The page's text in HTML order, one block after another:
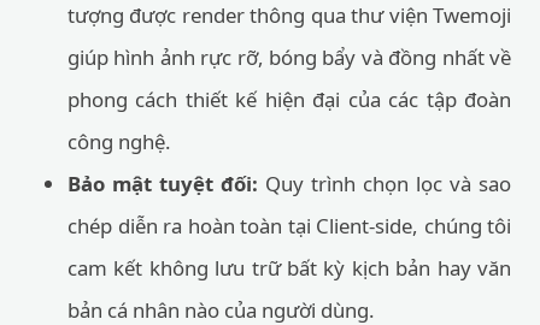
tượng được render thông qua thư viện Twemoji
giúp hình ảnh rực rỡ, bóng bẩy và đồng nhất về
phong cách thiết kế hiện đại của các tập đoàn
công nghệ.
Bảo mật tuyệt đối: Quy trình chọn lọc và sao
chép diễn ra hoàn toàn tại Client-side, chúng tôi
cam kết không lưu trữ bất kỳ kịch bản hay văn
bản cá nhân nào của người dùng.